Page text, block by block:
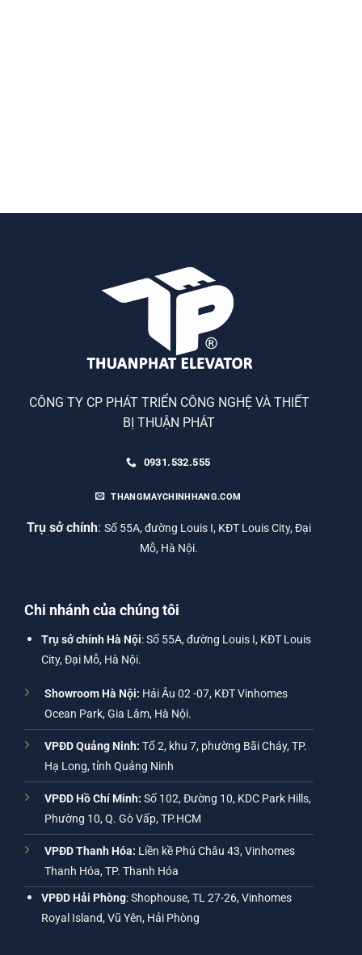
CÔNG TY CP PHÁT TRIỂN CÔNG NGHỆ VÀ THIẾT
BỊ THUẬN PHÁT
0931.532.555
THANGMAYCHINHHANG.COM
Trụ sở chính: Số 55A, đường Louis I, KĐT Louis City, Đại
Mỗ, Hà Nội.
Chi nhánh của chúng tôi
Trụ sở chính Hà Nội: Số 55A, đường Louis I, KĐT Louis
City, Đại Mỗ, Hà Nội.
Showroom Hà Nội: Hải Âu 02 -07, KĐT Vinhomes
Ocean Park, Gia Lâm, Hà Nội.
VPĐD Quảng Ninh: Tổ 2, khu 7, phường Bãi Cháy, TP.
Hạ Long, tỉnh Quảng Ninh
VPĐD Hồ Chí Minh: Số 102, Đường 10, KDC Park Hills,
Phường 10, Q. Gò Vấp, TP.HCM
VPĐD Thanh Hóa: Liền kề Phú Châu 43, Vinhomes
Thanh Hóa, TP. Thanh Hóa
VPĐD Hải Phòng: Shophouse, TL 27-26, Vinhomes
Royal Island, Vũ Yên, Hải Phòng